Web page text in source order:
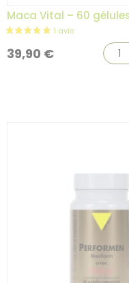
Maca Vital – 60
39,90 €